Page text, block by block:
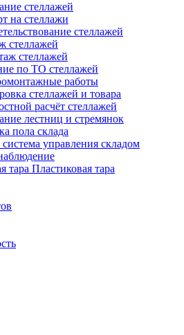
стеллажей
на стеллажи
стеллажей
стеллажей
стеллажей
по ТО стеллажей
работы
стеллажей и товара
расчёт стеллажей
лестниц и стремянок
пола склада
управления складом
Пластиковая тара